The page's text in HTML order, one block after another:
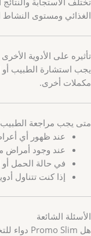
الغذائي ومستوى النشاط
تأثيره على الأدوية الأخرى
يجب استشارة الطبيب أو
مكملات أخرى.
متى يجب مراجعة
عند ظهور أي
عند وجود أمراض
في حالة الحمل
إذا كنت تتناول
الأسئلة الشائعة
هل Promo Slim دواء للتخسيس؟